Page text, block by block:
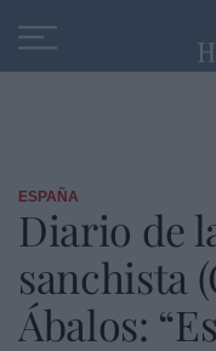
ESPAÑA
Diario de
sanchista
Ábalos: